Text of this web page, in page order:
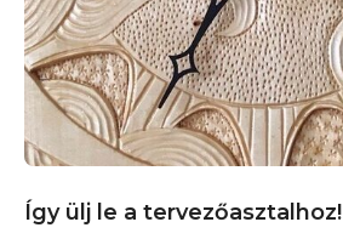
Így ülj le a tervezőasztalhoz!